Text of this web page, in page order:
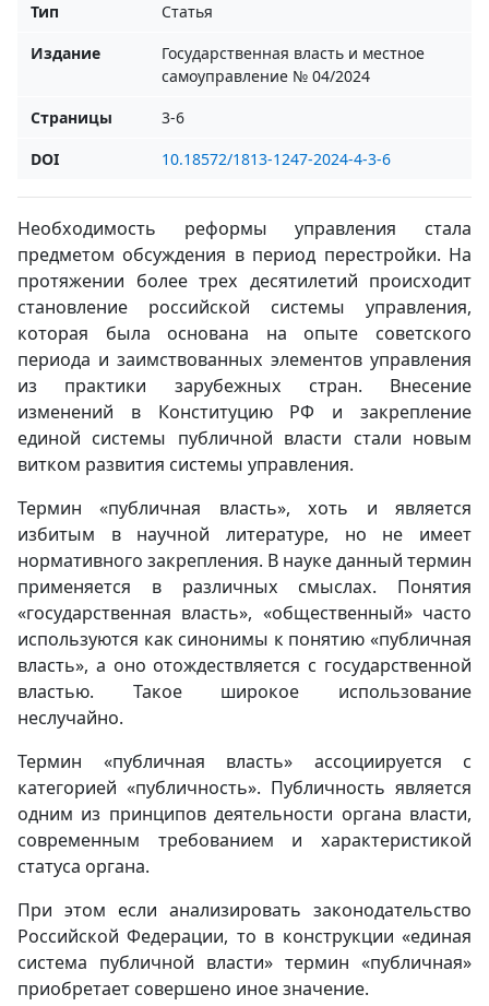
Тип
Статья
Издание
Государственная власть и местное
самоуправление № 04/2024
Страницы
3-6
DOI
10.18572/1813-1247-2024-4-3-6
Необходимость реформы управления стала
предметом обсуждения в период перестройки. На
протяжении более трех десятилетий происходит
становление российской системы управления,
которая была основана на опыте советского
периода и заимствованных элементов управления
из практики зарубежных стран. Внесение
изменений в Конституцию РФ и закрепление
единой системы публичной власти стали новым
витком развития системы управления.
Термин «публичная власть», хоть и является
избитым в научной литературе, но не имеет
нормативного закрепления. В науке данный термин
применяется в различных смыслах. Понятия
«государственная власть», «общественный» часто
используются как синонимы к понятию «публичная
власть», а оно отождествляется с государственной
властью. Такое широкое использование
неслучайно.
Термин «публичная власть» ассоциируется с
категорией «публичность». Публичность является
одним из принципов деятельности органа власти,
современным требованием и характеристикой
статуса органа.
При этом если анализировать законодательство
Российской Федерации, то в конструкции «единая
система публичной власти» термин «публичная»
приобретает совершено иное значение.